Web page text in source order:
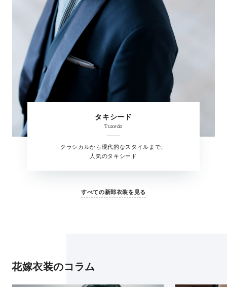
タキシード
Tuxedo
クラシカルから現代的なスタイルまで、
人気のタキシード
すべての新郎衣装を見る
花嫁衣装のコラム